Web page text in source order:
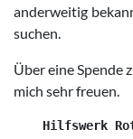
anderweitig
suchen.
Über eine Spende
mich sehr freuen.
Hilfswerk